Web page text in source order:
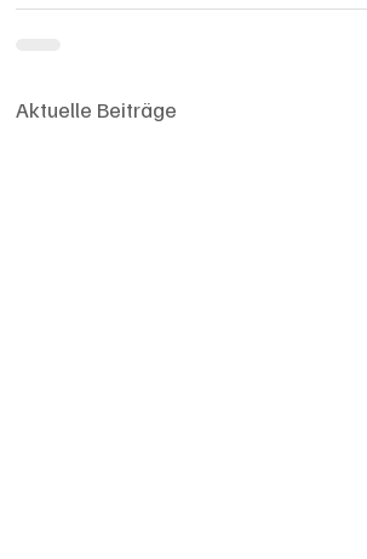
Aktuelle Beiträge